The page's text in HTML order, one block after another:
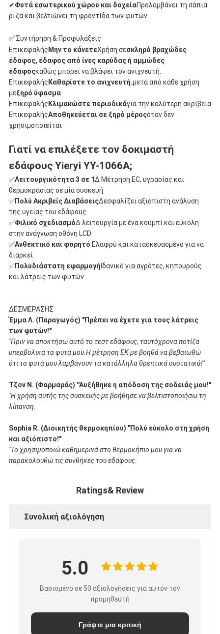
✔Φυτά εσωτερικού χώρου και δοχείαΠρολαμβάνει τη σάπια
ρίζα και βελτιώνει τη φροντίδα των φυτών
✅Συντήρηση & Προφυλάξεις
Επικεφαλής Μην το κάνετεΧρήση σεσκληρό βραχώδες
έδαφος, έδαφος από ίνες καρύδας ή αμμώδες
έδαφοςκαθώς μπορεί να βλάψει τον ανιχνευτή.
Επικεφαλής Καθαρίστε το ανιχνευτή.μετά από κάθε χρήση
μεξηρό ύφασμα
Επικεφαλής Κλιμακώστε περιοδικάγια την καλύτερη ακρίβεια
ΕπικεφαλήςΑποθηκεύεται σε ξηρό μέροςόταν δεν
χρησιμοποιείται
Γιατί να επιλέξετε τον δοκιμαστή
εδάφους Yieryi YY-1066A;
✅Λειτουργικότητα 3 σε 1∆ Μέτρηση EC, υγρασίας και
θερμοκρασίας σε μία συσκευή
✅Πολύ Ακριβείς Διαβάσεις∆εσφαλίζει αξιόπιστη ανάλυση
της υγείας του εδάφους
✅Φιλικό σχεδιασμό∆ λειτουργία με ένα κουμπί και εύκολη
στην ανάγνωση οθόνη LCD
✅Ανθεκτικό και φορητό ️ Ελαφρύ και κατασκευασμένο για να
διαρκεί
✅Πολυδιάστατη εφαρμογή Ιδανικό για αγρότες, κηπουρούς
και λάτρεις των φυτών
∆ΕΣΜΕΡΑΣΗΣ
Έμμα Λ. (Παραγωγός) "Πρέπει να έχετε για τους λάτρεις
των φυτών!"
"Πριν να αποκτήσω αυτό το τεστ εδάφους, ταυτόχρονα ποτίζα
υπερβολικά τα φυτά μου.Η μέτρηση ΕΚ με βοηθά να βεβαιωθώ
ότι τα φυτά μου λαμβάνουν τα κατάλληλα θρεπτικά συστατικά!"
Τζον Ν. (Φαρμαράς) ′′Αυξήθηκε η απόδοση της σοδειάς μου!"
"Η χρήση αυτής της συσκευής με βοήθησε να βελτιστοποιήσω τη
λίπανση.
Sophia R. (Διοικητής θερμοκηπίου) "Πολύ εύκολο στη χρήση
και αξιόπιστο!"
"Το χρησιμοποιώ καθημερινά στο θερμοκήπιο μου για να
παρακολουθώ τις συνθήκες του εδάφους.
Ratings& Review
Συνολική αξιολόγηση
5.0
Βασισμένο σε 50 αξιολογήσεις για αυτόν τον
προμηθευτή
Γράψτε μια κριτική